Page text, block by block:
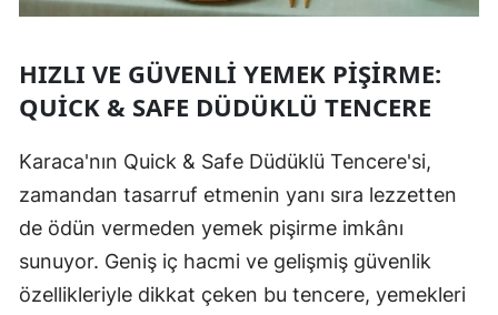
HIZLI VE GÜVENLI YEMEK PIŞIRME:
QUICK & SAFE DÜDÜKLÜ TENCERE
Karaca'nın Quick & Safe Düdüklü Tencere'si,
zamandan tasarruf etmenin yanı sıra lezzetten
de ödün vermeden yemek pişirme imkânı
sunuyor. Geniş iç hacmi ve gelişmiş güvenlik
özellikleriyle dikkat çeken bu tencere, yemekleri